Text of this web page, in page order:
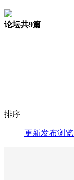
论坛共9篇
排序
更新发布浏览